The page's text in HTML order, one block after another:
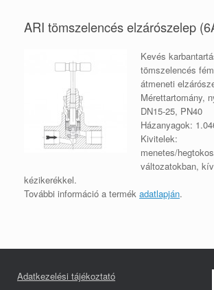
ARI tömszelencés elzárószelep
Kevés
tömszelencés
átmeneti
Mérettartomány,
DN15-25, PN40
Házanyagok:
Kivitelek:
menetes/
változatokban,
kézikerékkel.
További információ a termék adatlapján.
Adatkezelési tájékoztató